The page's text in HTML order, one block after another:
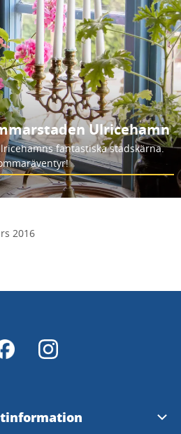
Ulricehamn
fantastiska stadskärna.
2016